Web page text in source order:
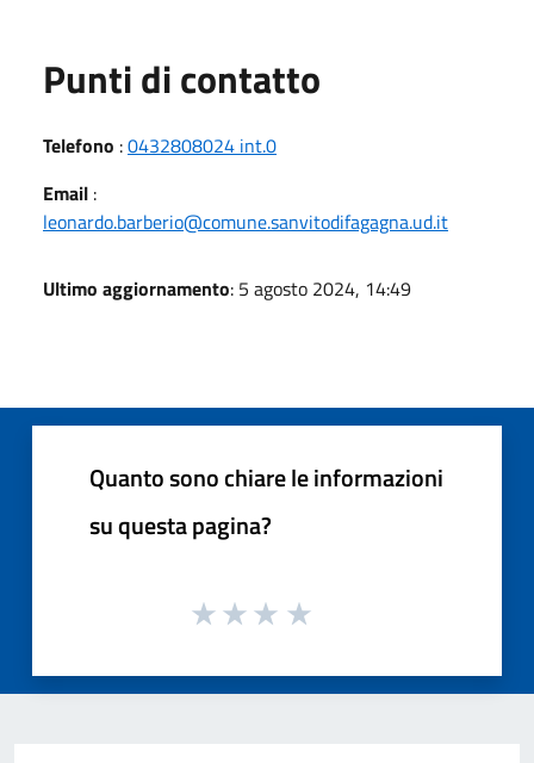
Punti di contatto
Telefono :0432808024 int.0
Email :
leonardo.barberio@comune.sanvitodifagagna.ud.it
Ultimo aggiornamento: 5 agosto 2024, 14:49
Quanto sono chiare le informazioni
su questa pagina?